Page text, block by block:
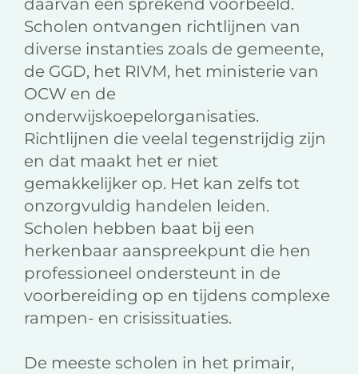
daarvan een sprekend voorbeeld.
Scholen ontvangen richtlijnen van
diverse instanties zoals de gemeente,
de GGD, het RIVM, het ministerie van
OCW en de
onderwijskoepelorganisaties.
Richtlijnen die veelal tegenstrijdig zijn
en dat maakt het er niet
gemakkelijker op. Het kan zelfs tot
onzorgvuldig handelen leiden.
Scholen hebben baat bij een
herkenbaar aanspreekpunt die hen
professioneel ondersteunt in de
voorbereiding op en tijdens complexe
rampen- en crisissituaties.
De meeste scholen in het primair,